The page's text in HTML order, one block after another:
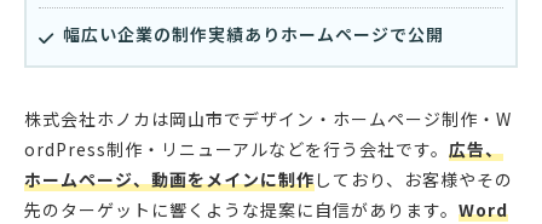
幅広い企業の制作実績ありホームページで公開
株式会社ホノカは岡山市でデザイン・ホームページ制作・W
ordPress制作・リニューアルなどを行う会社です。 広告、
ホームページ、動画をメインに制作しており、お客様やその
先のターゲットに響くような提案に自信があります。 Word